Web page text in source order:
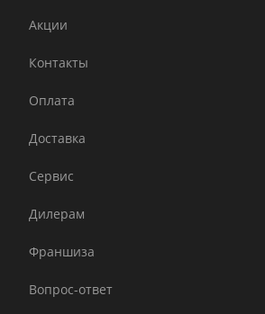
Акции
Контакты
Оплата
Доставка
Сервис
Дилерам
Франшиза
Вопрос-ответ